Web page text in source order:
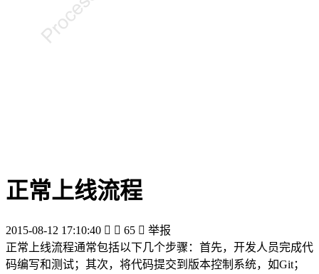
正常上线流程
2015-08-12 17:10:40   65  举报
正常上线流程通常包括以下几个步骤：首先，开发人员完成代
码编写和测试；其次，将代码提交到版本控制系统，如Git；